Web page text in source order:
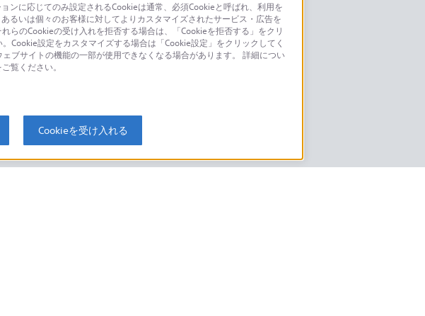
製品に関するお問い合わせ
個人のお客様はこちら
海外仕様製品
オーバーシーズモデルに関してのご案内はこちら
ンに応じてのみ設定されるCookieは通常、必須Cookieと呼ばれ、利用を
るいは個々のお客様に対してよりカスタマイズされたサービス・広告を
らのCookieの受け入れを拒否する場合は、「Cookieを拒否する」をクリ
Cookie設定をカスタマイズする場合は「Cookie設定」をクリックしてく
ブサイトの機能の一部が使用できなくなる場合があります。 詳細につい
覧ください。
Cookieを受け入れる